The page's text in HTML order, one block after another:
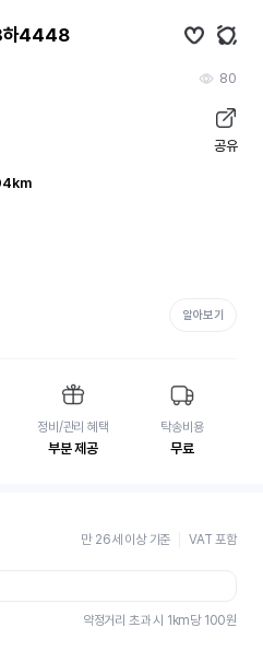
4448
80
공유
알아보기
정비/관리 혜택
부분 제공
탁송비용
무료
만 26세 이상 기준 VAT 포함
약정거리 초과 시 1km당 100원